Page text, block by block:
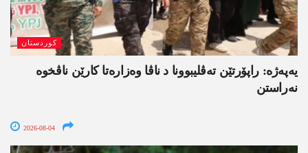
کوردستان
یەپەژە: راپۆرتێن تەڤلیبوونا د ناڤا وەزارەتا کارێن ناڤخوە
نەراستن
2026-08-04